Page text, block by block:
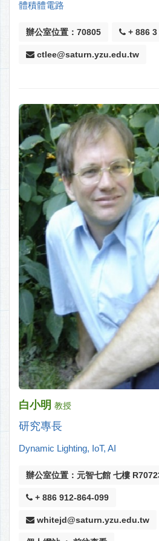
體積體電路
辦公室位置：70805 + 886
ctlee@saturn.yzu.edu.tw
白小明 教授
研究專長
Dynamic Lighting, IoT, AI
辦公室位置：元智七館 七樓
+ 886 912-864-099
whitejd@saturn.yzu.edu.tw